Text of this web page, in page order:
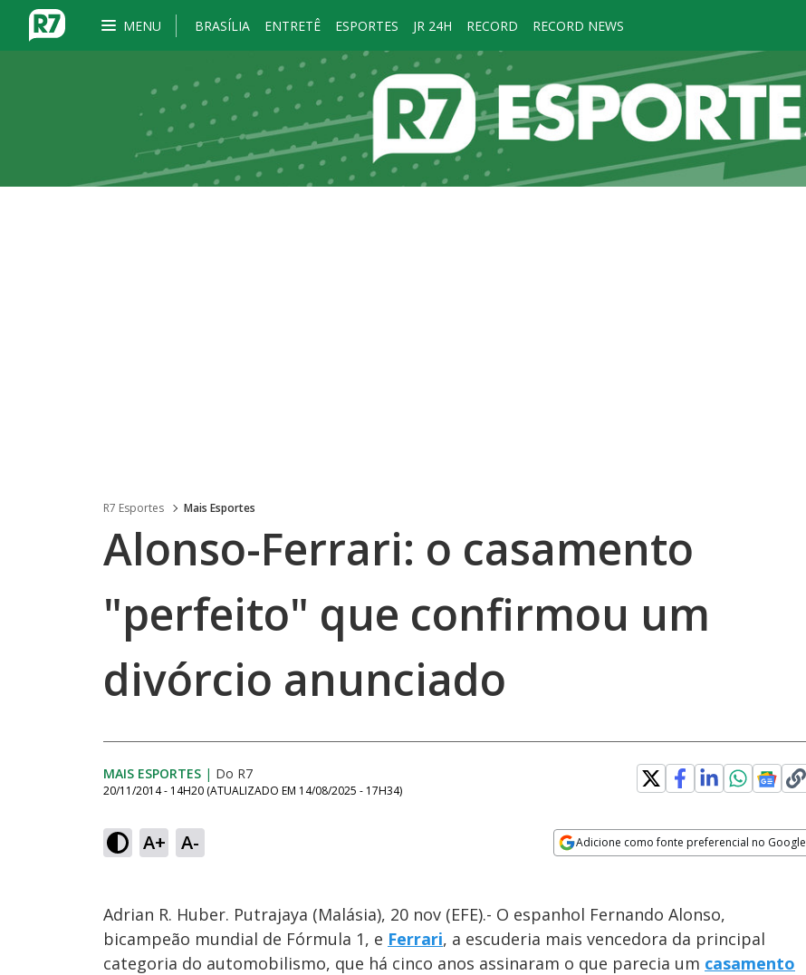
MENU BRASÍLIA ENTRETÊ ESPORTES JR 24H RECORD RECORD NEWS
R7 Esportes Mais Esportes
Alonso-Ferrari: o casamento
"perfeito" que confirmou um
divórcio anunciado
MAIS ESPORTES | Do R7
20/11/2014 - 14H20 (ATUALIZADO EM 14/08/2025 - 17H34)
A+ A- Adicione como fonte preferencial no Google
Adrian R. Huber. Putrajaya (Malásia), 20 nov (EFE).- O espanhol Fernando Alonso,
bicampeão mundial de Fórmula 1, e Ferrari, a escuderia mais vencedora da principal
categoria do automobilismo, que há cinco anos assinaram o que parecia um casamento